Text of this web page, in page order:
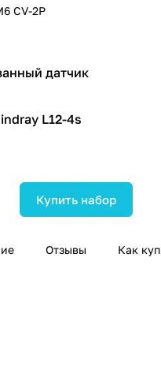
CV-2P
датчик
L12-4s
Купить набор
Отзывы Как